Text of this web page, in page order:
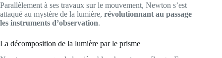
Parallèlement à ses travaux sur le mouvement, Newton s’est
attaqué au mystère de la lumière, révolutionnant au passage
les instruments d’observation.
La décomposition de la lumière par le prisme